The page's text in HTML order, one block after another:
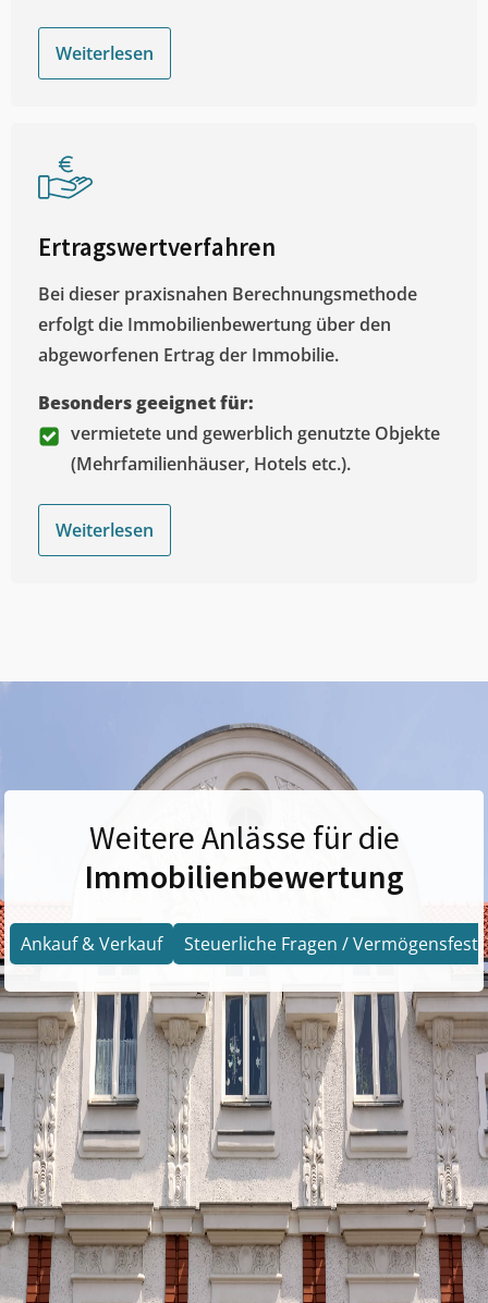
Weiterlesen
Ertragswertverfahren
Bei dieser praxisnahen Berechnungsmethode
erfolgt die Immobilienbewertung über den
abgeworfenen Ertrag der Immobilie.
Besonders geeignet für:
vermietete und gewerblich genutzte Objekte
(Mehrfamilienhäuser, Hotels etc.).
Weiterlesen
Weitere Anlässe für die
Immobilienbewertung
Ankauf & Verkauf Steuerliche Fragen /